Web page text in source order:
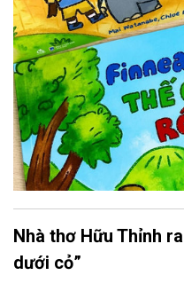
Nhà thơ Hữu Thỉnh
dưới cỏ”